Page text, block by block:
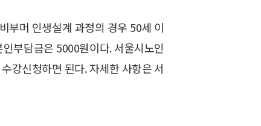
부머 인생설계 과정의 경우 50세 이
부담금은 5000원이다. 서울시노인
강신청하면 된다. 자세한 사항은 서